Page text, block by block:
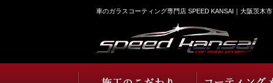
車のガラスコーティング専門店 SPEED KANSAI｜大阪茨木市